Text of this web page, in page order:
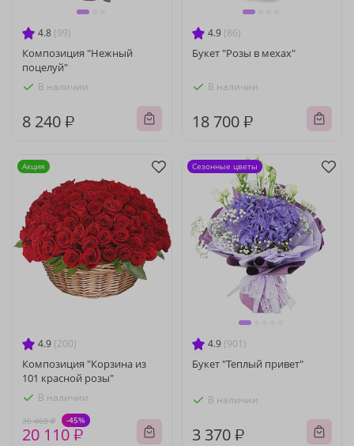
4.8 (99)
Композиция "Нежный
поцелуй"
В наличии
8 240 ₽
4.9 (86)
Букет "Розы в мехах"
В наличии
18 700 ₽
4.9 (200)
Композиция "Корзина из
101 красной розы"
В наличии
36 460 ₽ -45%
20 110 ₽
Акция
4.9 (901)
Букет "Теплый привет"
В наличии
3 370 ₽
Сезонные цветы